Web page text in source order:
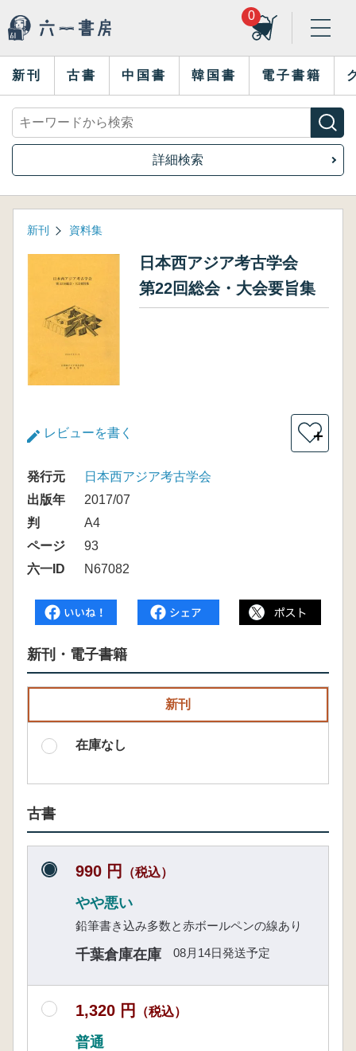
0
新刊 古書 中国書 韓国書 電子書籍
詳細検索
新刊 資料集
日本西アジア考古学会
第22回総会・大会要旨集
レビューを書く ＋
発行元
日本西アジア考古学会
出版年
2017/07
判
A4
ページ
93
六一ID
N67082
新刊・電子書籍
新刊
在庫なし
古書
990 円 （税込）
やや悪い
鉛筆書き込み多数と赤ボールペンの線あり
千葉倉庫在庫 08月14日発送予定
1,320 円 （税込）
普通